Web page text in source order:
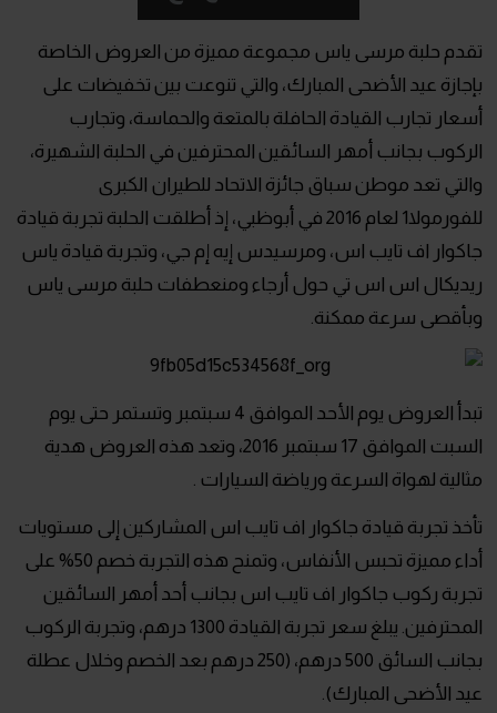
تقدم حلبة مرسى ياس مجموعة مميزة من العروض الخاصة
بإجازة عيد الأضحى المبارك، والتي تنوعت بين تخفيضات على
أسعار تجارب القيادة الحافلة بالمتعة والحماسة، وتجارب
الركوب بجانب أمهر السائقين المحترفين في الحلبة الشهيرة،
والتي تعد موطن سباق جائزة الاتحاد للطيران الكبرى
للفورمولا1 لعام 2016 في أبوظبي، إذ أطلقت الحلبة تجربة قيادة
جاكوار اف تايب اس، ومرسيدس إيه إم جي، وتجربة قيادة ياس
ريديكال اس اس تي حول أرجاء ومنعطفات حلبة مرسى ياس
وبأقصى سرعة ممكنة.
تبدأ العروض يوم الأحد الموافق 4 سبتمبر وتستمر حتى يوم
السبت الموافق 17 سبتمبر 2016، وتعد هذه العروض هدية
مثالية لهواة السرعة ورياضة السيارات .
تأخذ تجربة قيادة جاكوار اف تايب اس المشاركين إلى مستويات
أداء مميزة تحبس الأنفاس، وتمنح هذه التجربة خصم 50% على
تجربة ركوب جاكوار اف تايب اس بجانب أحد أمهر السائقين
المحترفين. يبلغ سعر تجربة القيادة 1300 درهم، وتجربة الركوب
بجانب السائق 500 درهم، (250 درهم بعد الخصم وخلال عطلة
عيد الأضحى المبارك).